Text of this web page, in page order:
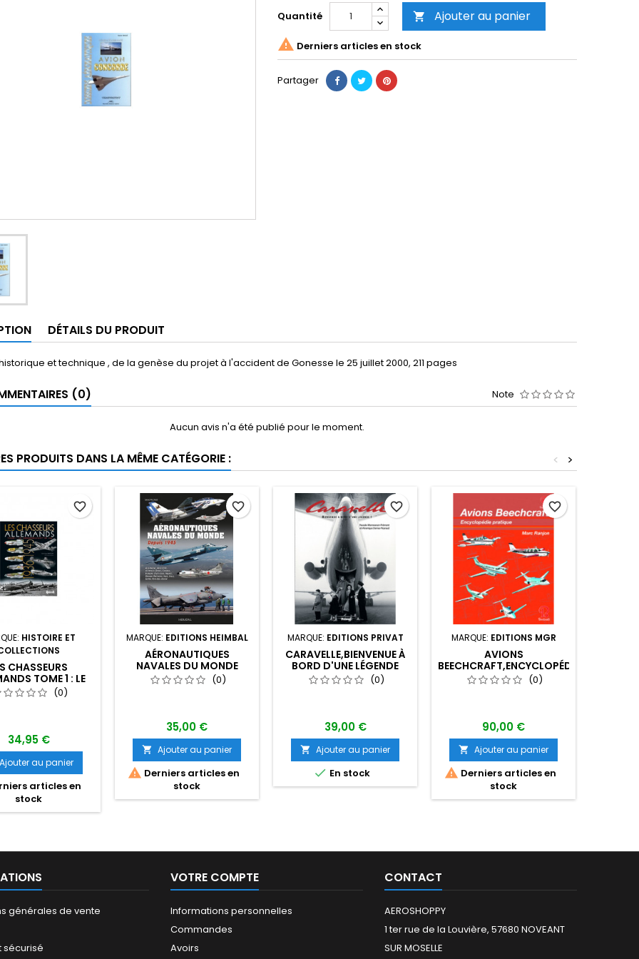
Quantité  Ajouter au panier
 Derniers articles en stock
Partager
DÉTAILS DU PRODUIT
et technique , de la genèse du projet à l'accident de Gonesse le 25 juillet 2000, 211 pages
(0) Note
Aucun avis n'a été publié pour le moment.
PRODUITS DANS LA MÊME CATÉGORIE : >
<
HISTOIRE ET
CHASSEURS
TOME 1 : LE
BF 109
(0)
34,95 €
Ajouter au panier
articles en
stock
favorite_border
MARQUE: EDITIONS HEIMBAL
AÉRONAUTIQUES
NAVALES DU MONDE
DEPUIS 1945(0)
35,00 €
 Ajouter au panier
 Derniers articles en
stock
favorite_border
MARQUE: EDITIONS PRIVAT
CARAVELLE,BIENVENUE À
BORD D'UNE LÉGENDE
(0)
39,00 €
 Ajouter au panier
 En stock
favorite_border
MARQUE: EDITIONS MGR
AVIONS
BEECHCRAFT,ENCYCLOPÉDIE
PRATIQUE (0)
90,00 €
 Ajouter au panier
 Derniers articles en
stock
favorite_border
générales de vente
sécurisé
VOTRE COMPTE
Informations personnelles
Commandes
Avoirs
CONTACT
AEROSHOPPY
1 ter rue de la Louvière, 57680 NOVEANT
SUR MOSELLE